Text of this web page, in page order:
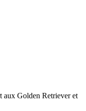
aux Golden Retriever et